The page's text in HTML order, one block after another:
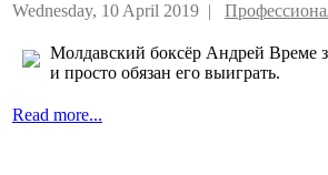
Wednesday, 10 April 2019 |
Молдавский боксёр Андрей Време
и просто обязан его выиграть.
Read more...